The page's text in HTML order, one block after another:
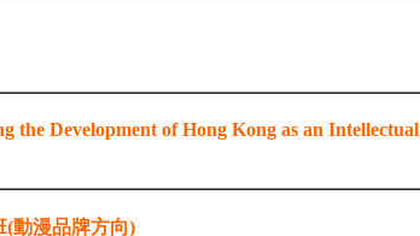
the Development of Hong Kong as an Intellectual
(動漫品牌方向)